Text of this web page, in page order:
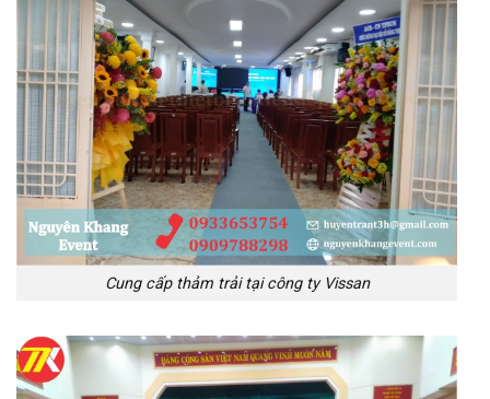
Cung cấp thảm trải tại công ty Vissan